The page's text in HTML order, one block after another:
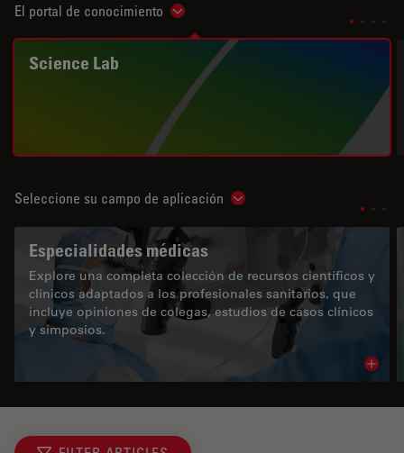
El portal de conocimiento Show subnavigation
Science Lab
Seleccione su campo de aplicación Show subnavigation
Especialidades médicas
Explore una completa colección de recursos científicos y
clínicos adaptados a los profesionales sanitarios, que
incluye opiniones de colegas, estudios de casos clínicos
y simposios.